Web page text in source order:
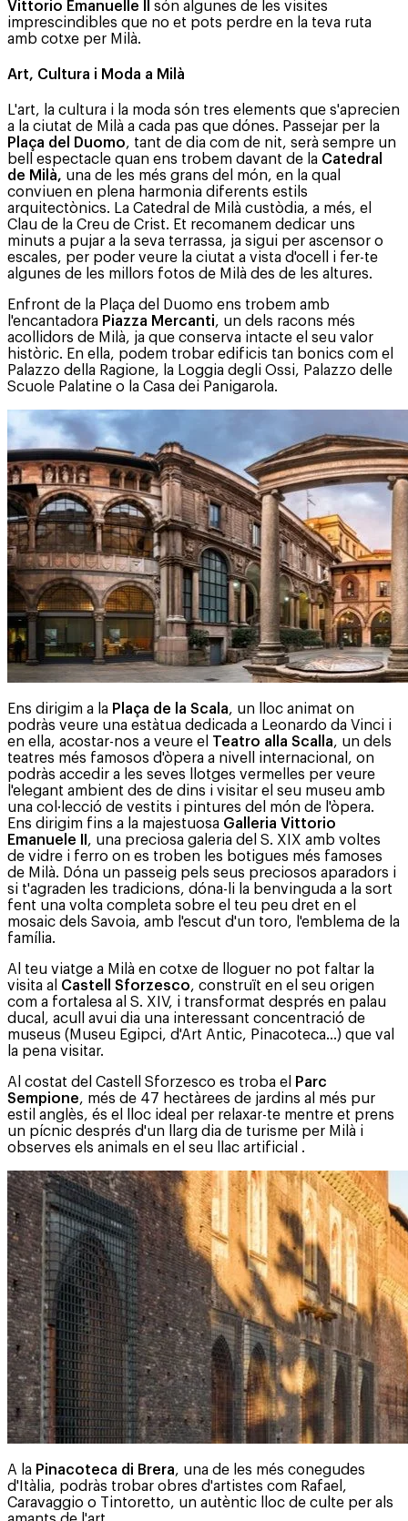
Vittorio Emanuelle II
són algunes de les visites
imprescindibles que no et pots perdre en la teva ruta
amb cotxe per Milà.
Art, Cultura i Moda a Milà
L'art, la cultura i la moda són tres elements que s'aprecien
a la ciutat de Milà a cada pas que dónes. Passejar per la
Plaça del Duomo, tant de dia com de nit, serà sempre un
bell espectacle quan ens trobem davant de la Catedral
de Milà, una de les més grans del món, en la qual
conviuen en plena harmonia diferents estils
arquitectònics. La Catedral de Milà custòdia, a més, el
Clau de la Creu de Crist. Et recomanem dedicar uns
minuts a pujar a la seva terrassa, ja sigui per ascensor o
escales, per poder veure la ciutat a vista d'ocell i fer-te
algunes de les millors fotos de Milà des de les altures.
Enfront de la Plaça del Duomo ens trobem amb
l'encantadora Piazza Mercanti, un dels racons més
acollidors de Milà, ja que conserva intacte el seu valor
històric. En ella, podem trobar edificis tan bonics com el
Palazzo della Ragione, la Loggia degli Ossi, Palazzo delle
Scuole Palatine o la Casa dei Panigarola.
Ens dirigim a la Plaça de la Scala, un lloc animat on
podràs veure una estàtua dedicada a Leonardo da Vinci i
en ella, acostar-nos a veure el Teatro alla Scalla, un dels
teatres més famosos d'òpera a nivell internacional, on
podràs accedir a les seves llotges vermelles per veure
l'elegant ambient des de dins i visitar el seu museu amb
una col·lecció de vestits i pintures del món de l'òpera.
Ens dirigim fins a la majestuosa Galleria Vittorio
Emanuele II , una preciosa galeria del S. XIX amb voltes
de vidre i ferro on es troben les botigues més famoses
de Milà. Dóna un passeig pels seus preciosos aparadors i
si t'agraden les tradicions, dóna-li la benvinguda a la sort
fent una volta completa sobre el teu peu dret en el
mosaic dels Savoia, amb l'escut d'un toro, l'emblema de la
família.
Al teu viatge a Milà en cotxe de lloguer no pot faltar la
visita al Castell Sforzesco, construït en el seu origen
com a fortalesa al S. XIV, i transformat després en palau
ducal, acull avui dia una interessant concentració de
museus (Museu Egipci, d'Art Antic, Pinacoteca…) que val
la pena visitar.
Al costat del Castell Sforzesco es troba el
Parc
Sempione, més de 47 hectàrees de jardins al més pur
estil anglès, és el lloc ideal per relaxar-te mentre et prens
un pícnic després d'un llarg dia de turisme per Milà i
observes els animals en el seu llac artificial .
A la Pinacoteca di Brera, una de les més conegudes
d'Itàlia, podràs trobar obres d'artistes com Rafael,
Caravaggio o Tintoretto, un autèntic lloc de culte per als